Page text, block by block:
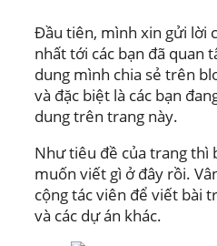
Đầu tiên, mình xin gửi lời
nhất tới các bạn đã quan
dung mình chia sẻ trên
và đặc biệt là các bạn
dung trên trang này.
Như tiêu đề của trang thì
muốn viết gì ở đây rồi.
cộng tác viên để viết bài
và các dự án khác.